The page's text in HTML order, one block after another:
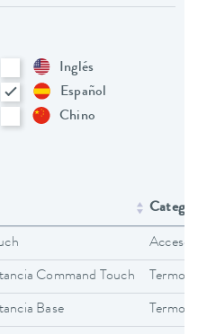
Inglés
Español
Chino
Command Touch
Base